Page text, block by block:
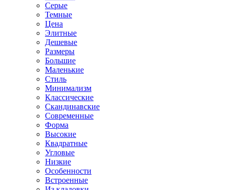
Серые
Темные
Цена
Элитные
Дешевые
Размеры
Большие
Маленькие
Стиль
Минимализм
Классические
Скандинавские
Современные
Форма
Высокие
Квадратные
Угловые
Низкие
Особенности
Встроенные